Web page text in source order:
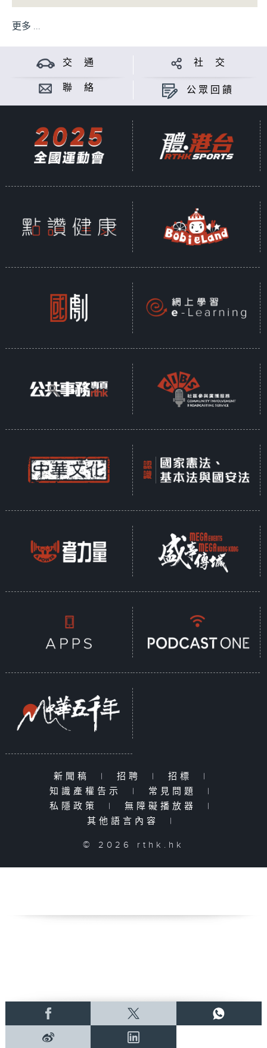
更多 ...
交 通 社 交
聯 絡 公眾回饋
新聞稿 | 招聘 | 招標
|
知識產權告示
| 常見問題
|
私隱政策
| 無障礙播放器
|
其他語言內容
|
© 2026 rthk.hk